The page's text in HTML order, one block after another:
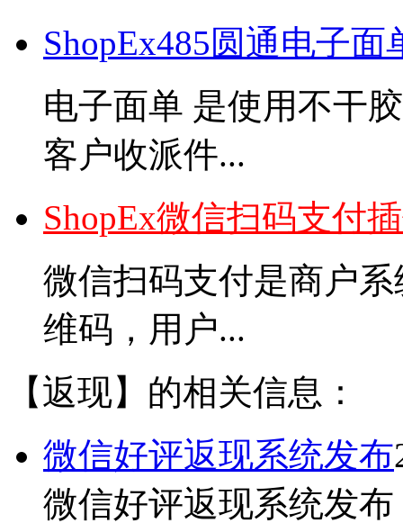
ShopEx485圆通电子面
电子面单 是使用不干
客户收派件...
ShopEx微信扫码支付
微信扫码支付是商户
维码，用户...
【返现】的相关信息：
微信好评返现系统发布
微信好评返现系统发